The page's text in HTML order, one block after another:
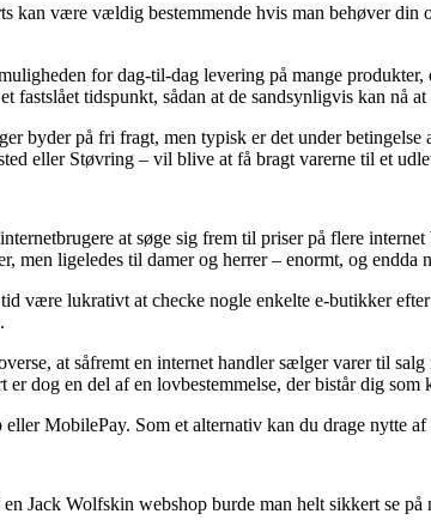
kan være vældig bestemmende hvis man behøver
for dag-til-dag levering på mange
fastslået tidspunkt, sådan at de sandsynligvis kan nå
byder på fri fragt, men typisk er det under
eller Støvring – vil blive at få bragt varerne til et
at søge sig frem til priser på flere
men ligeledes til damer og herrer – enormt, og endda
være lukrativt at checke nogle enkelte e-butikker
at såfremt en internet handler sælger varer til
dog en del af en lovbestemmelse, der bistår dig som
MobilePay. Som et alternativ kan du drage nytte
Jack Wolfskin webshop burde man helt sikkert se